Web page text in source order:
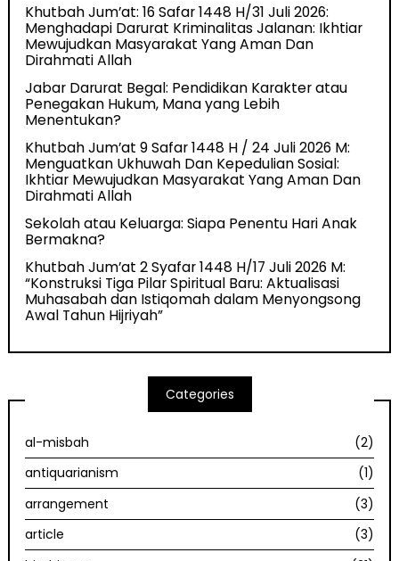
Khutbah Jum’at: 16 Safar 1448 H/31 Juli 2026:
Menghadapi Darurat Kriminalitas Jalanan: Ikhtiar
Mewujudkan Masyarakat Yang Aman Dan
Dirahmati Allah
Jabar Darurat Begal: Pendidikan Karakter atau
Penegakan Hukum, Mana yang Lebih
Menentukan?
Khutbah Jum’at 9 Safar 1448 H / 24 Juli 2026 M:
Menguatkan Ukhuwah Dan Kepedulian Sosial:
Ikhtiar Mewujudkan Masyarakat Yang Aman Dan
Dirahmati Allah
Sekolah atau Keluarga: Siapa Penentu Hari Anak
Bermakna?
Khutbah Jum’at 2 Syafar 1448 H/17 Juli 2026 M:
“Konstruksi Tiga Pilar Spiritual Baru: Aktualisasi
Muhasabah dan Istiqomah dalam Menyongsong
Awal Tahun Hijriyah”
Categories
al-misbah
(2)
antiquarianism
(1)
arrangement
(3)
article
(3)